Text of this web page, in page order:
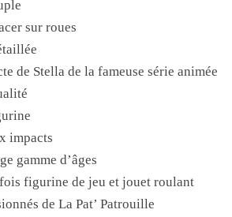
sur roues
de Stella de la fameuse série animée
impacts
gamme d’âges
figurine de jeu et jouet roulant
de La Pat’ Patrouille